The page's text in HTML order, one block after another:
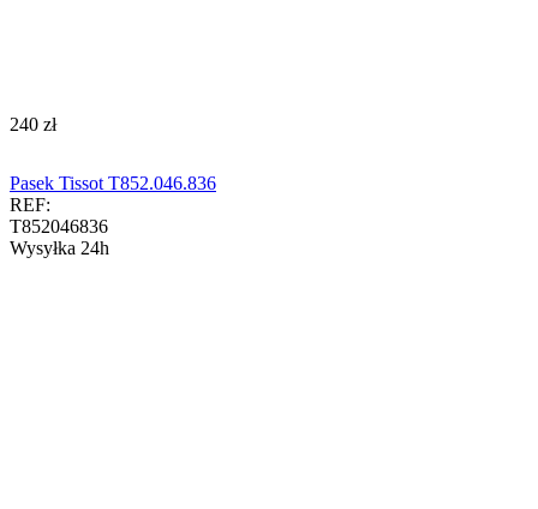
‍240‍ zł
Pasek Tissot T852.046.836
REF:
T852046836
Wysyłka 24h